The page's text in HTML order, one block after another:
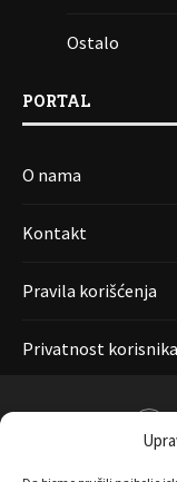
Ostalo
PORTAL
O nama
Kontakt
Pravila korišćenja
Privatnost korisnika